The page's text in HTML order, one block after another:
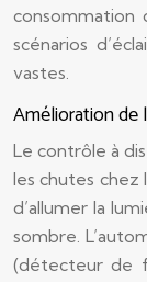
consommation
scénarios
vastes.
Amélioration de
Le contrôle à
les chutes
d’allumer la
sombre.
(détecteur de